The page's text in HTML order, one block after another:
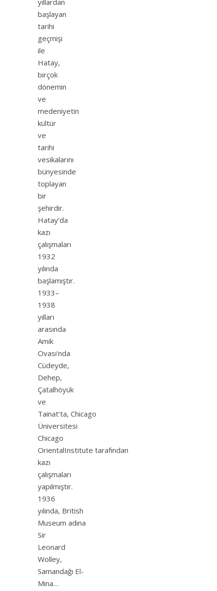
yıllardan
başlayan
tarihi
geçmişi
ile
Hatay,
birçok
dönemin
ve
medeniyetin
kültür
ve
tarihi
vesikalarını
bünyesinde
toplayan
bir
şehirdir.
Hatay’da
kazı
çalışmaları
1932
yılında
başlamıştır.
1933–
1938
yılları
arasında
Amik
Ovası’nda
Cüdeyde,
Dehep,
Çatalhöyük
ve
Tainat’ta, Chicago
Üniversitesi
Chicago
OrientalInstitute tarafından
kazı
çalışmaları
yapılmıştır.
1936
yılında, British
Museum adına
Sir
Leonard
Wolley,
Samandağı El-
Mina…